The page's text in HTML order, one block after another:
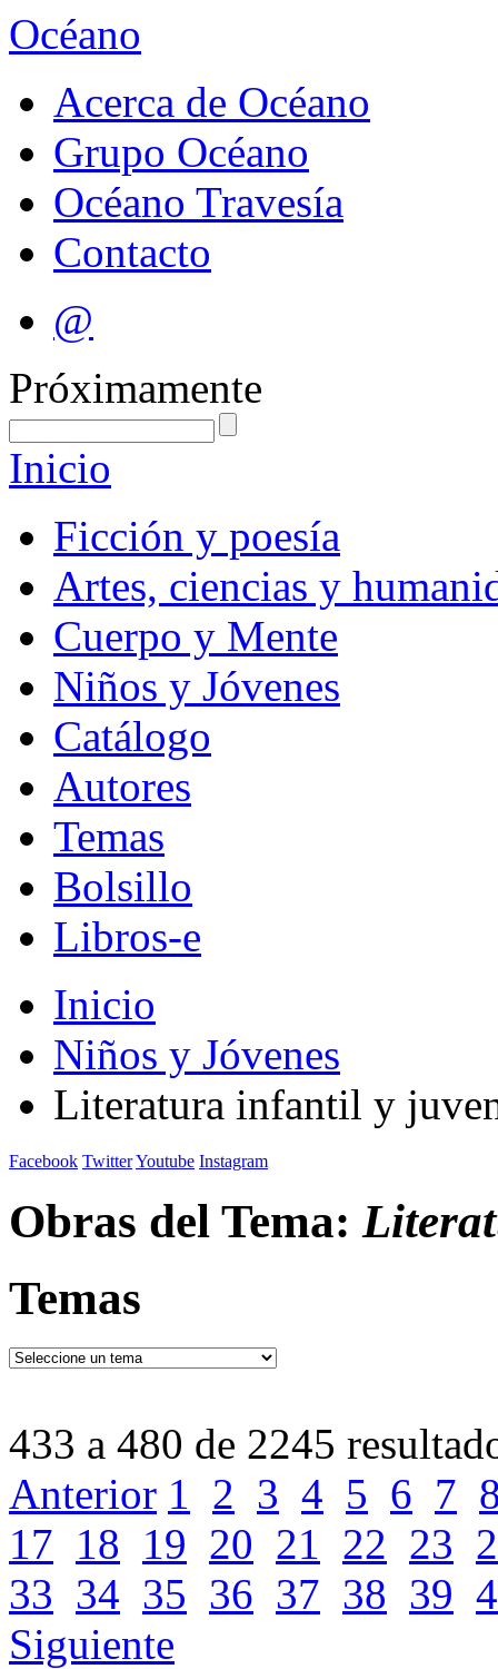
Océano
Acerca de Océano
Grupo Océano
Océano Travesía
Contacto
@
Próximamente
Inicio
Ficción y poesía
Artes, ciencias y
Cuerpo y Mente
Niños y Jóvenes
Catálogo
Autores
Temas
Bolsillo
Libros-e
Inicio
Niños y Jóvenes
Literatura infantil y
Facebook TwitterYoutube Instagram
Obras del Tema:
Temas
433 a 480 de 2245
Anterior 1 2 3 4 5 6 7
17 18 19 20 21 22 23
33 34 35 36 37 38 39
Siguiente